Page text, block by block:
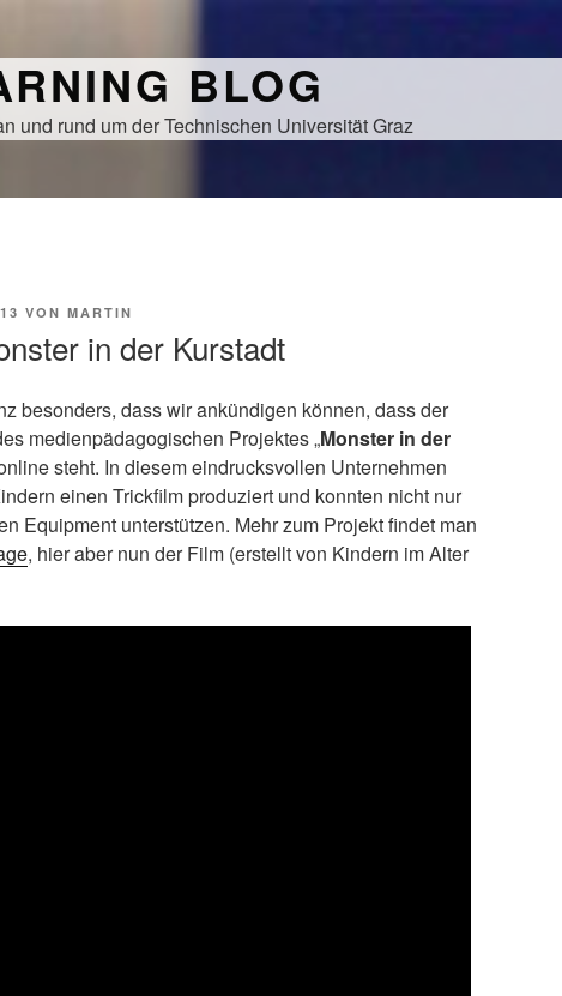
BLOG
und rund um der Technischen Universität Graz
VON MARTIN
in der Kurstadt
besonders, dass wir ankündigen können, dass der
medienpädagogischen Projektes „Monster in der
steht. In diesem eindrucksvollen Unternehmen
einen Trickfilm produziert und konnten nicht nur
Equipment unterstützen. Mehr zum Projekt findet man
, hier aber nun der Film (erstellt von Kindern im Alter